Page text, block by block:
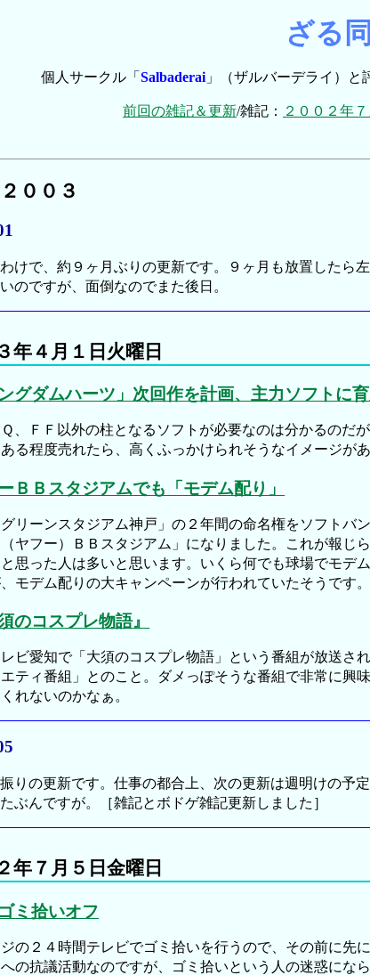
ざる
個人サークル「 Salbaderai」（ザルバーデライ）と
前回の雑記＆更新/雑記： ２００２年７
００３
けで、約９ヶ月ぶりの更新です。９ヶ月も放置したら
のですが、面倒なのでまた後日。
年４月１日火曜日
ングダムハーツ」次回作を計画、主力ソフトに
、ＦＦ以外の柱となるソフトが必要なのは分かるのだ
る程度売れたら、高くふっかけられそうなイメージがあ
ＢＢスタジアムでも「モデム配り」
リーンスタジアム神戸」の２年間の命名権をソフトバ
（ヤフー）ＢＢスタジアム」になりました。これが報じ
と思った人は多いと思います。いくら何でも球場でモデ
モデム配りの大キャンペーンが行われていたそうです
のコスプレ物語』
ビ愛知で「大須のコスプレ物語」という番組が放送さ
ティ番組」とのこと。ダメっぽそうな番組で非常に興
れないのかなぁ。
りの更新です。仕事の都合上、次の更新は週明けの予
ぶんですが。［雑記とボドゲ雑記更新しました］
年７月５日金曜日
ミ拾いオフ
の２４時間テレビでゴミ拾いを行うので、その前に先
の抗議活動なのですが、ゴミ拾いという人の迷惑にな